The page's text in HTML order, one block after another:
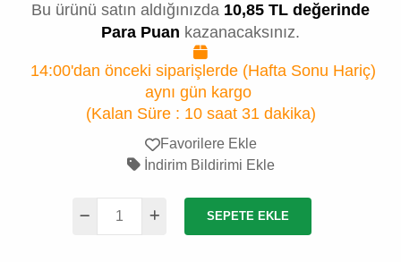
Bu ürünü satın aldığınızda 10,85 TL değerinde
Para Puan kazanacaksınız.
14:00'dan önceki siparişlerde (Hafta Sonu Hariç)
aynı gün kargo
(Kalan Süre : 10 saat 31 dakika)
Favorilere Ekle
İndirim Bildirimi Ekle
SEPETE EKLE